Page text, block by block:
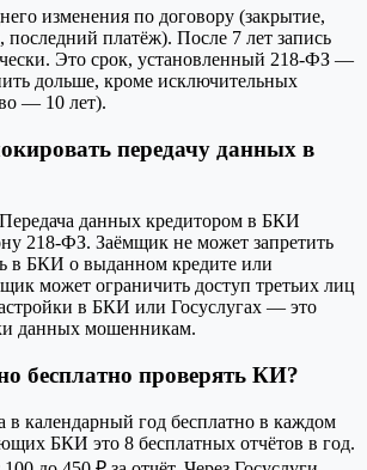
изменения по договору (закрытие,
последний платёж). После 7 лет запись
Это срок, установленный 218-ФЗ —
дольше, кроме исключительных
— 10 лет).
передачу данных в
данных кредитором в БКИ
218-ФЗ. Заёмщик не может запретить
в БКИ о выданном кредите или
может ограничить доступ третьих лиц
в БКИ или Госуслугах — это
данных мошенникам.
бесплатно проверять КИ?
календарный год бесплатно в каждом
БКИ это 8 бесплатных отчётов в год.